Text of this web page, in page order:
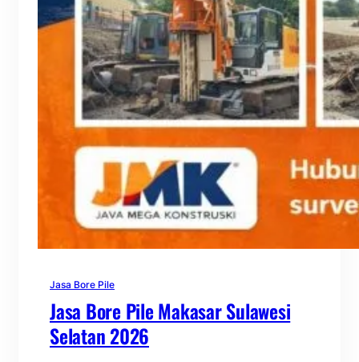
Jasa Bore Pile
Jasa Bore Pile Makasar Sulawesi
Selatan 2026